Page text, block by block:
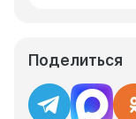
Поделиться